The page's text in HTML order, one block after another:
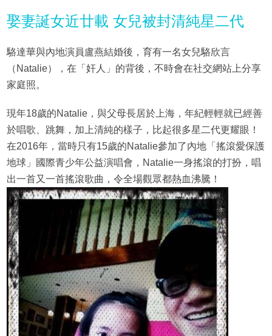
娶妻誕女近廿載 女兒被封清純星二代
駱達華與內地演員盧燕結婚後，育有一名女兒駱欣言
（Natalie），在「奸人」的背後，不時會在社交網站上分享
家庭照。
現年18歲的Natalie，與父母長居於上海，年紀輕輕就已經善
於唱歌、跳舞，加上清純的樣子，比起很多星二代更耀眼！
在2016年，當時只有15歲的Natalie參加了內地「搖滾愛保護
地球」國際青少年公益演唱會，Natalie一身搖滾的打扮，唱
出一首又一首搖滾歌曲，令全場觀眾都熱血沸騰！